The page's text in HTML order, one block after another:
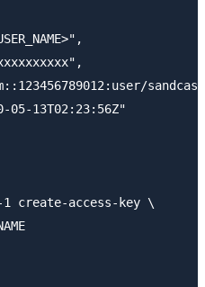
05-13T02:23:56Z"
create-access-key \